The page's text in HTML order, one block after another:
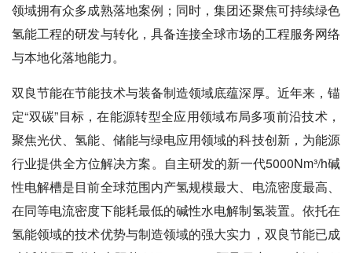
领域拥有众多成熟落地案例；同时，集团还聚焦可持续绿色
氢能工程的研发与转化，具备连接全球市场的工程服务网络
与本地化落地能力。
双良节能在节能技术与装备制造领域底蕴深厚。近年来，锚
定“双碳”目标，在能源转型全应用领域布局多项前沿技术，
聚焦光伏、氢能、储能与绿电应用领域的科技创新，为能源
行业提供全方位解决方案。自主研发的新一代5000Nm³/h碱
性电解槽是目前全球范围内产氢规模最大、电流密度最高、
在同等电流密度下能耗最低的碱性水电解制氢装置。依托在
氢能领域的技术优势与制造领域的强大实力，双良节能已成